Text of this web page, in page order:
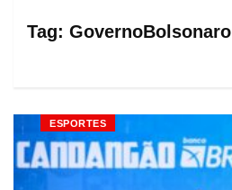
Tag: GovernoBolsonaro
ESPORTES